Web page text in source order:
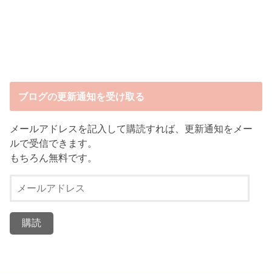
ブログの更新通知を受け取る
メールアドレスを記入して購読すれば、更新通知をメー
ルで受信できます。
もちろん無料です。
ル